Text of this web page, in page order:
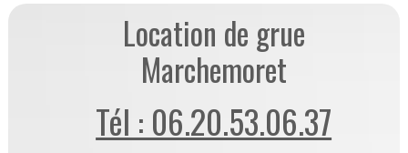
Location de grue
Marchemoret
Tél : 06.20.53.06.37